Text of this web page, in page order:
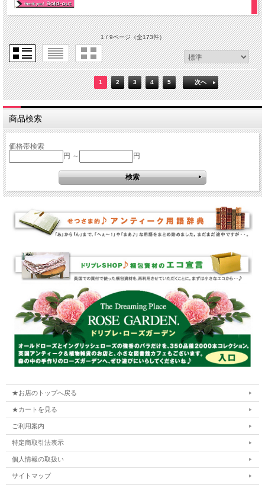
1 / 9ページ（全173件）
1 2 3 4 5 次へ
商品検索
価格帯検索
円 ～
円
★お店のトップへ戻る
★カートを見る
ご利用案内
特定商取引法表示
個人情報の取扱い
サイトマップ